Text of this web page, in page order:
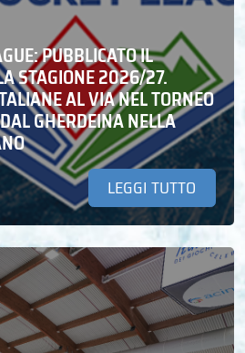
PUBBLICATO IL
STAGIONE 2026/27.
AL VIA NEL TORNEO
GHERDEINA NELLA
LEGGI TUTTO